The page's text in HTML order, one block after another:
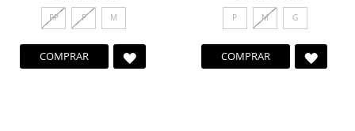
PP P M
COMPRAR
ADICIONAR
P M G
COMPRAR